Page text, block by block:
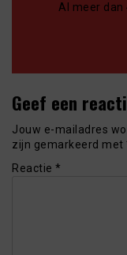
Al meer dan
Geef een
Jouw e-mailadres
zijn gemarkeerd met
Reactie *